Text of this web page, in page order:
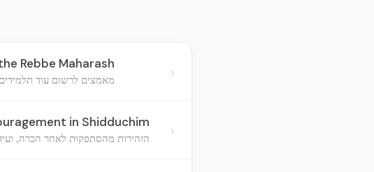
Rebbe Maharash
מאמצים לרשום עוד ›
in Shidduchim
הזהירות מהסתפקות לאחר הכרה, ›